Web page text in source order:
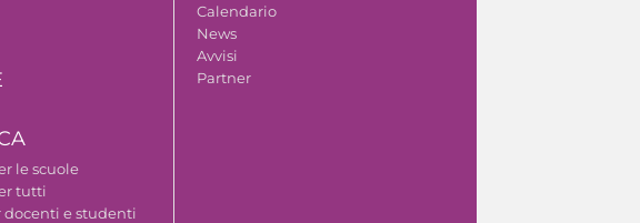
le scuole
tutti
docenti e studenti
Calendario
News
Avvisi
Partner